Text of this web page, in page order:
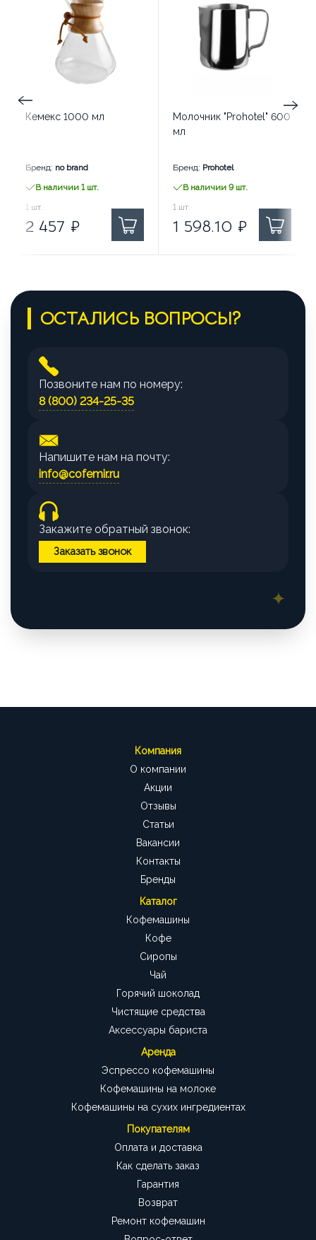
Кемекс 1000 мл
Бренд: no brand
В наличии 1 шт.
2 457
1 шт.
2 457 ₽
Молочник "Prohotel" 600
мл
Бренд: Prohotel
В наличии 9 шт.
1 598.10
1 шт.
1 598.10 ₽
ОСТАЛИСЬ ВОПРОСЫ?
Позвоните нам по номеру:
8 (800) 234-25-35
Напишите нам на почту:
info@cofemir.ru
Закажите обратный звонок:
Заказать звонок
Компания
О компании
Акции
Отзывы
Статьи
Вакансии
Контакты
Бренды
Каталог
Кофемашины
Кофе
Сиропы
Чай
Горячий шоколад
Чистящие средства
Аксессуары бариста
Аренда
Эспрессо кофемашины
Кофемашины на молоке
Кофемашины на сухих ингредиентах
Покупателям
Оплата и доставка
Как сделать заказ
Гарантия
Возврат
Ремонт кофемашин